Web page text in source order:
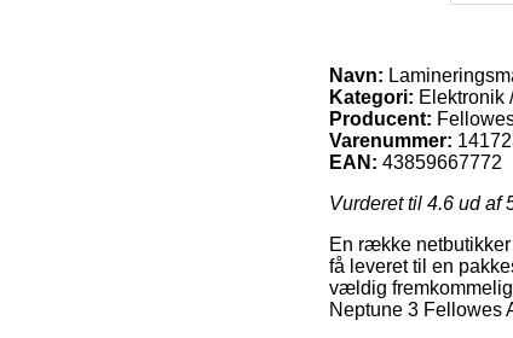
Navn:
Kategori: Elektronik
Producent:
Varenummer:
EAN: 43859667772
Vurderet til 4.6 ud af
En række
få leveret til en
vældig
Neptune 3 Fellowes